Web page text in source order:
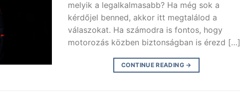
melyik a legalkalmasabb? Ha még sok a
kérdőjel benned, akkor itt megtalálod a
válaszokat. Ha számodra is fontos, hogy
motorozás közben biztonságban is érezd […]
CONTINUE READING →